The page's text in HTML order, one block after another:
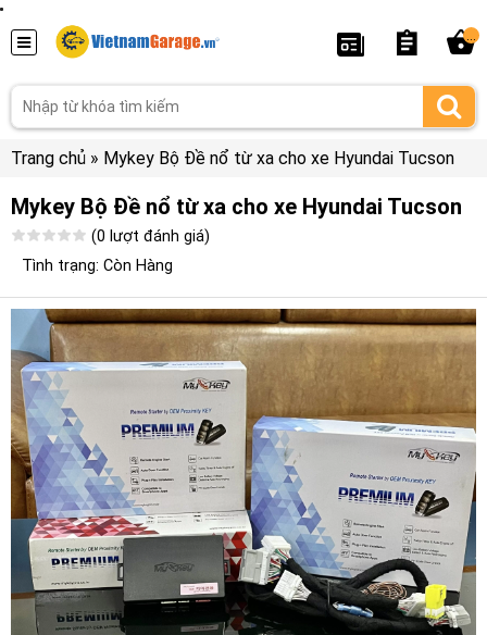
Trang chủ » Mykey Bộ Đề nổ từ xa cho xe Hyundai Tucson
Mykey Bộ Đề nổ từ xa cho xe Hyundai Tucson
(0 lượt đánh giá)
Tình trạng: Còn Hàng